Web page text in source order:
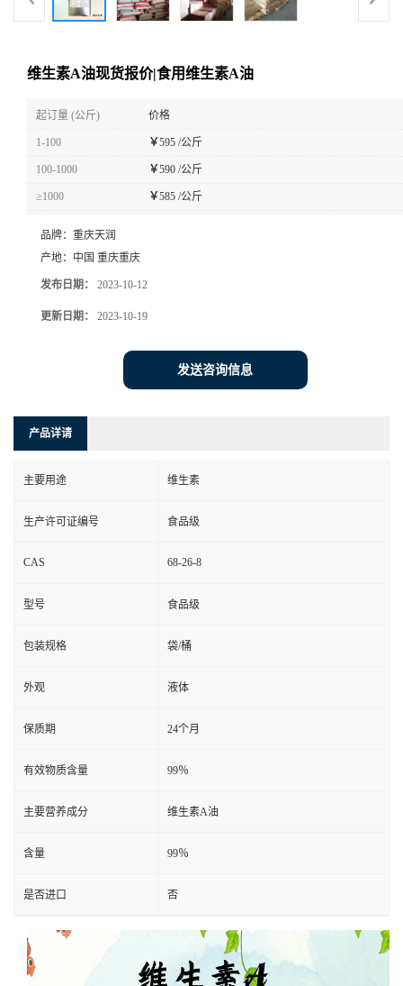
维生素A油现货报价|食用维生素A油
起订量 (公斤) 价格
1-100 ￥595 /公斤
100-1000 ￥590 /公斤
≥1000 ￥585 /公斤
品牌： 重庆天润
产地： 中国 重庆重庆
发布日期： 2023-10-12
更新日期： 2023-10-19
发送咨询信息
产品详请
主要用途 维生素
生产许可证编号 食品级
CAS 68-26-8
型号 食品级
包装规格 袋/桶
外观 液体
保质期 24个月
有效物质含量 99％
主要营养成分 维生素A油
含量 99％
是否进口 否